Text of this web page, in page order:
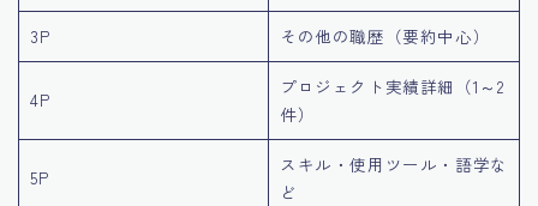
3P その他の職歴（要約中心）
4P
プロジェクト実績詳細（1～2
件）
5P
スキル・使用ツール・語学な
ど